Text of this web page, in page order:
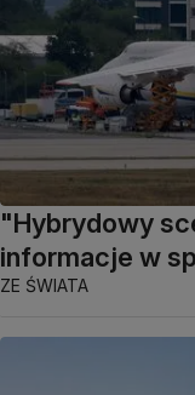
"Hybrydowy
informacje w
ZE ŚWIATA